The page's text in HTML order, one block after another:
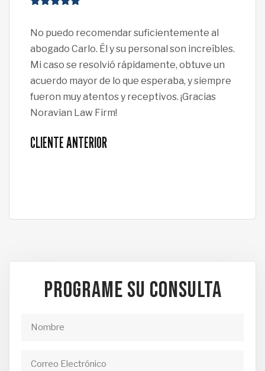
No puedo recomendar suficientemente al
abogado Carlo. Él y su personal son increíbles.
Mi caso se resolvió rápidamente, obtuve un
acuerdo mayor de lo que esperaba, y siempre
fueron muy atentos y receptivos. ¡Gracias
Noravian Law Firm!
CLIENTE ANTERIOR
PROGRAME SU CONSULTA